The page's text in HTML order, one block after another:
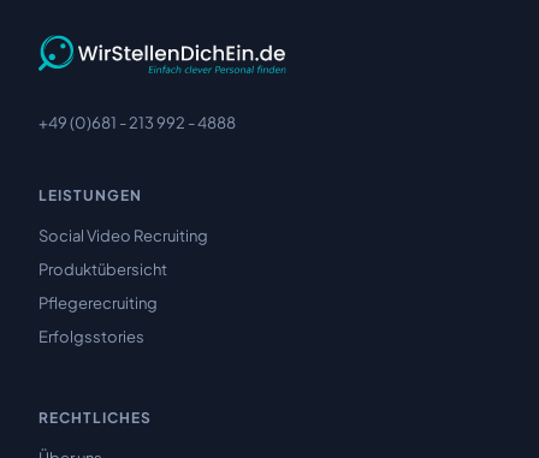
+49 (0)681 - 213 992 - 4888
LEISTUNGEN
Social Video Recruiting
Produktübersicht
Pflegerecruiting
Erfolgsstories
RECHTLICHES